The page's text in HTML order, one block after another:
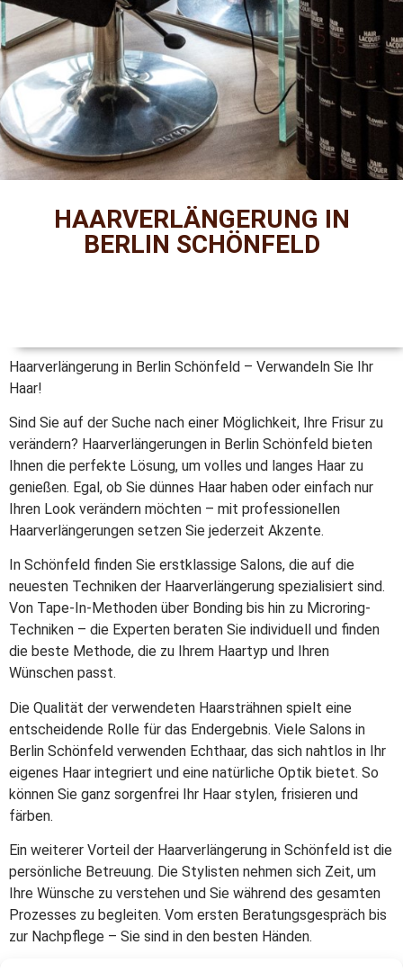
HAARVERLÄNGERUNG IN
BERLIN SCHÖNFELD
Haarverlängerung in Berlin Schönfeld – Verwandeln Sie Ihr
Haar!
Sind Sie auf der Suche nach einer Möglichkeit, Ihre Frisur zu
verändern? Haarverlängerungen in Berlin Schönfeld bieten
Ihnen die perfekte Lösung, um volles und langes Haar zu
genießen. Egal, ob Sie dünnes Haar haben oder einfach nur
Ihren Look verändern möchten – mit professionellen
Haarverlängerungen setzen Sie jederzeit Akzente.
In Schönfeld finden Sie erstklassige Salons, die auf die
neuesten Techniken der Haarverlängerung spezialisiert sind.
Von Tape-In-Methoden über Bonding bis hin zu Microring-
Techniken – die Experten beraten Sie individuell und finden
die beste Methode, die zu Ihrem Haartyp und Ihren
Wünschen passt.
Die Qualität der verwendeten Haarsträhnen spielt eine
entscheidende Rolle für das Endergebnis. Viele Salons in
Berlin Schönfeld verwenden Echthaar, das sich nahtlos in Ihr
eigenes Haar integriert und eine natürliche Optik bietet. So
können Sie ganz sorgenfrei Ihr Haar stylen, frisieren und
färben.
Ein weiterer Vorteil der Haarverlängerung in Schönfeld ist die
persönliche Betreuung. Die Stylisten nehmen sich Zeit, um
Ihre Wünsche zu verstehen und Sie während des gesamten
Prozesses zu begleiten. Vom ersten Beratungsgespräch bis
zur Nachpflege – Sie sind in den besten Händen.